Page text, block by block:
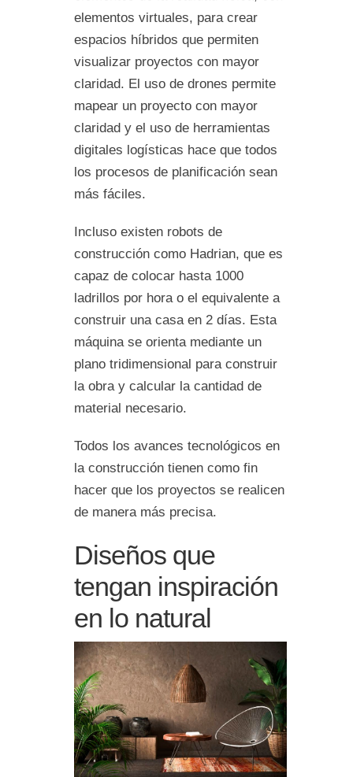
elementos virtuales, para crear
espacios híbridos que permiten
visualizar proyectos con mayor
claridad. El uso de drones permite
mapear un proyecto con mayor
claridad y el uso de herramientas
digitales logísticas hace que todos
los procesos de planificación sean
más fáciles.
Incluso existen robots de
construcción como Hadrian, que es
capaz de colocar hasta 1000
ladrillos por hora o el equivalente a
construir una casa en 2 días. Esta
máquina se orienta mediante un
plano tridimensional para construir
la obra y calcular la cantidad de
material necesario.
Todos los avances tecnológicos en
la construcción tienen como fin
hacer que los proyectos se realicen
de manera más precisa.
Diseños que
tengan inspiración
en lo natural